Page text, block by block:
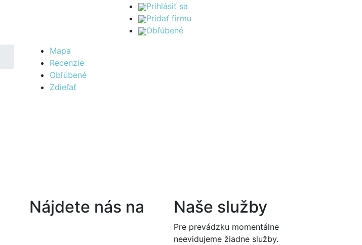
Prihlásiť sa
Pridať firmu
Obľúbené
Mapa
Recenzie
Obľúbené
Zdieľať
Nájdete nás na Naše služby
Pre prevádzku momentálne
neevidujeme žiadne služby.